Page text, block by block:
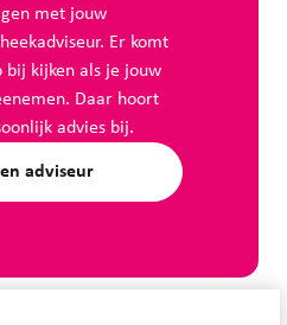
met jouw
Er komt
bij kijken als je jouw
Daar hoort
advies bij.
adviseur